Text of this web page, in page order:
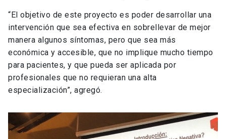
“El objetivo de este proyecto es poder desarrollar una
intervención que sea efectiva en sobrellevar de mejor
manera algunos síntomas, pero que sea más
económica y accesible, que no implique mucho tiempo
para pacientes, y que pueda ser aplicada por
profesionales que no requieran una alta
especialización”, agregó.